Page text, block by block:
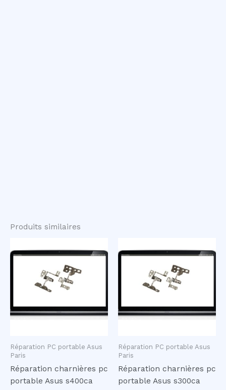
Produits similaires
Réparation PC portable Asus
Paris
Réparation charnières pc
portable Asus s400ca
Réparation PC portable Asus
Paris
Réparation charnières pc
portable Asus s300ca